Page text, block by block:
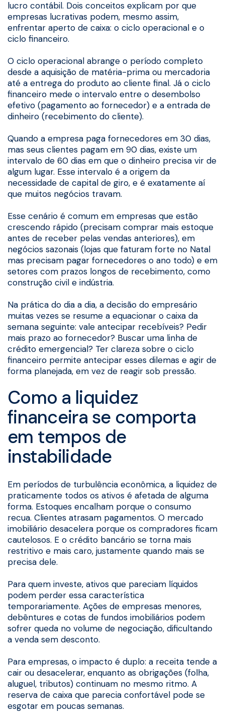
lucro contábil. Dois conceitos explicam por que
empresas lucrativas podem, mesmo assim,
enfrentar aperto de caixa: o ciclo operacional e o
ciclo financeiro.
O ciclo operacional abrange o período completo
desde a aquisição de matéria-prima ou mercadoria
até a entrega do produto ao cliente final. Já o ciclo
financeiro mede o intervalo entre o desembolso
efetivo (pagamento ao fornecedor) e a entrada de
dinheiro (recebimento do cliente).
Quando a empresa paga fornecedores em 30 dias,
mas seus clientes pagam em 90 dias, existe um
intervalo de 60 dias em que o dinheiro precisa vir de
algum lugar. Esse intervalo é a origem da
necessidade de capital de giro, e é exatamente aí
que muitos negócios travam.
Esse cenário é comum em empresas que estão
crescendo rápido (precisam comprar mais estoque
antes de receber pelas vendas anteriores), em
negócios sazonais (lojas que faturam forte no Natal
mas precisam pagar fornecedores o ano todo) e em
setores com prazos longos de recebimento, como
construção civil e indústria.
Na prática do dia a dia, a decisão do empresário
muitas vezes se resume a equacionar o caixa da
semana seguinte: vale antecipar recebíveis? Pedir
mais prazo ao fornecedor? Buscar uma linha de
crédito emergencial? Ter clareza sobre o ciclo
financeiro permite antecipar esses dilemas e agir de
forma planejada, em vez de reagir sob pressão.
Como a liquidez
financeira se comporta
em tempos de
instabilidade
Em períodos de turbulência econômica, a liquidez de
praticamente todos os ativos é afetada de alguma
forma. Estoques encalham porque o consumo
recua. Clientes atrasam pagamentos. O mercado
imobiliário desacelera porque os compradores ficam
cautelosos. E o crédito bancário se torna mais
restritivo e mais caro, justamente quando mais se
precisa dele.
Para quem investe, ativos que pareciam líquidos
podem perder essa característica
temporariamente. Ações de empresas menores,
debêntures e cotas de fundos imobiliários podem
sofrer queda no volume de negociação, dificultando
a venda sem desconto.
Para empresas, o impacto é duplo: a receita tende a
cair ou desacelerar, enquanto as obrigações (folha,
aluguel, tributos) continuam no mesmo ritmo. A
reserva de caixa que parecia confortável pode se
esgotar em poucas semanas.